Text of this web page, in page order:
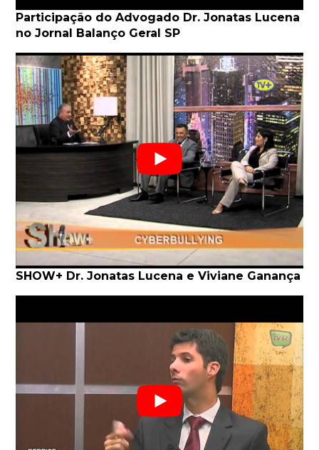
Participação do Advogado Dr. Jonatas Lucena
no Jornal Balanço Geral SP
SHOW+ Dr. Jonatas Lucena e Viviane Ganança